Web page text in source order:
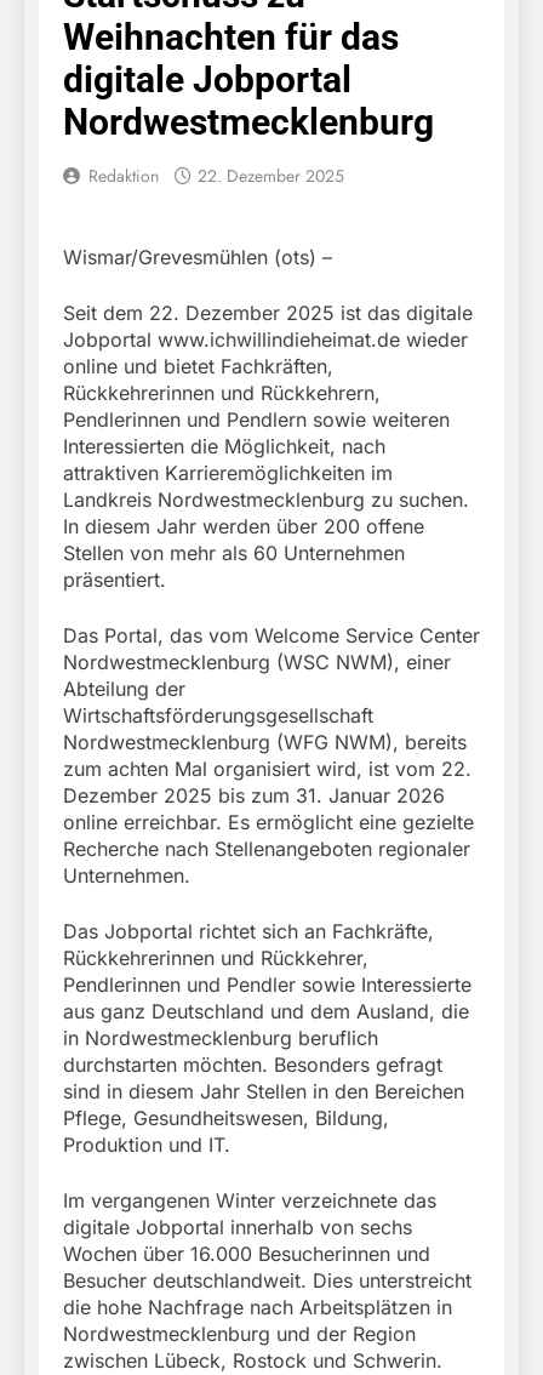
erschleicht rund 45.000
Euro Sozialleistungen
Ermittlungen der
Finanzkontrolle
Schwarzarbeit führen zu
rechtskräftiger
Betrugs
Bundespolizeidirektion
München: Europaweit
gesuchtes Mitglied einer
kriminellen Vereinigung
geht ins Netz –
europäischen
6. August 2026
Bundespolizeidirektion
München: Update zu den
Einsatzmaßnahmen der
5. August 2026
Beinahekollision an
Bahnübergang in Aubing
wegen gefährlichen
Eingriffs in den
Bahnverkehr
5. August 2026
München: Couragierte
Zeugen halten
Tatverdächtigen fest /
Mann nach Gleissturz
verletzt
5. August 2026
FW-M: Brand in
stillgelegtem
Bahngebäude
(Sendling)
5. August 2026
HZA-R: Zoll deckt auf:
Mehr als 17.000
Zigaretten in Fahrzeug
und Anhänger versteckt
Kontrolle in Waidhaus
führt zur Sicherstellung
Steuerstrafverfahrens
4. August 2026
Bundespolizeidirektion
München: Mit dem
Kraftfahrzeug über die
stellt Auto sicher
Weihnachten für das
digitale Jobportal
Nordwestmecklenburg
Redaktion 22. Dezember 2025
Wismar/Grevesmühlen (ots) –
Seit dem 22. Dezember 2025 ist das digitale
Jobportal www.ichwillindieheimat.de wieder
online und bietet Fachkräften,
Rückkehrerinnen und Rückkehrern,
Pendlerinnen und Pendlern sowie weiteren
Interessierten die Möglichkeit, nach
attraktiven Karrieremöglichkeiten im
Landkreis Nordwestmecklenburg zu suchen.
In diesem Jahr werden über 200 offene
Stellen von mehr als 60 Unternehmen
präsentiert.
Das Portal, das vom Welcome Service Center
Nordwestmecklenburg (WSC NWM), einer
Abteilung der
Wirtschaftsförderungsgesellschaft
Nordwestmecklenburg (WFG NWM), bereits
zum achten Mal organisiert wird, ist vom 22.
Dezember 2025 bis zum 31. Januar 2026
online erreichbar. Es ermöglicht eine gezielte
Recherche nach Stellenangeboten regionaler
Unternehmen.
Das Jobportal richtet sich an Fachkräfte,
Rückkehrerinnen und Rückkehrer,
Pendlerinnen und Pendler sowie Interessierte
aus ganz Deutschland und dem Ausland, die
in Nordwestmecklenburg beruflich
durchstarten möchten. Besonders gefragt
sind in diesem Jahr Stellen in den Bereichen
Pflege, Gesundheitswesen, Bildung,
Produktion und IT.
Im vergangenen Winter verzeichnete das
digitale Jobportal innerhalb von sechs
Wochen über 16.000 Besucherinnen und
Besucher deutschlandweit. Dies unterstreicht
die hohe Nachfrage nach Arbeitsplätzen in
Nordwestmecklenburg und der Region
zwischen Lübeck, Rostock und Schwerin.